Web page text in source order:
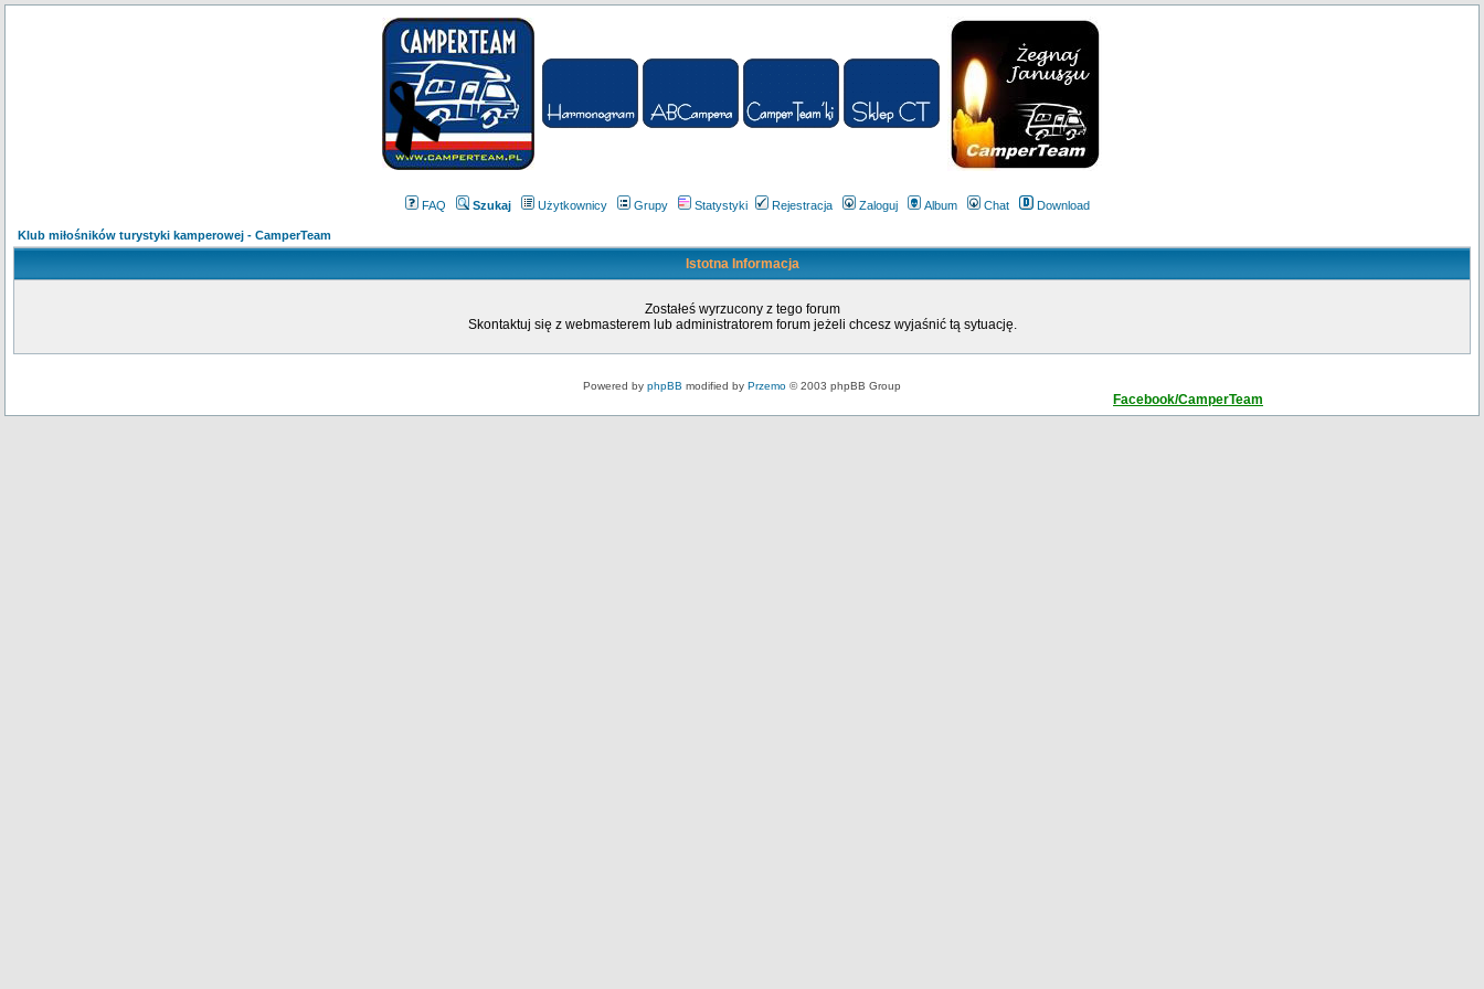
FAQ Szukaj Użytkownicy Grupy Statystyki Rejestracja Zaloguj Album Chat Download
Klub miłośników turystyki kamperowej - CamperTeam
Istotna Informacja
Zostałeś wyrzucony z tego forum
Skontaktuj się z webmasterem lub administratorem forum jeżeli chcesz wyjaśnić tą sytuację.
Powered by phpBB modified by Przemo © 2003 phpBB Group
Facebook/CamperTeam